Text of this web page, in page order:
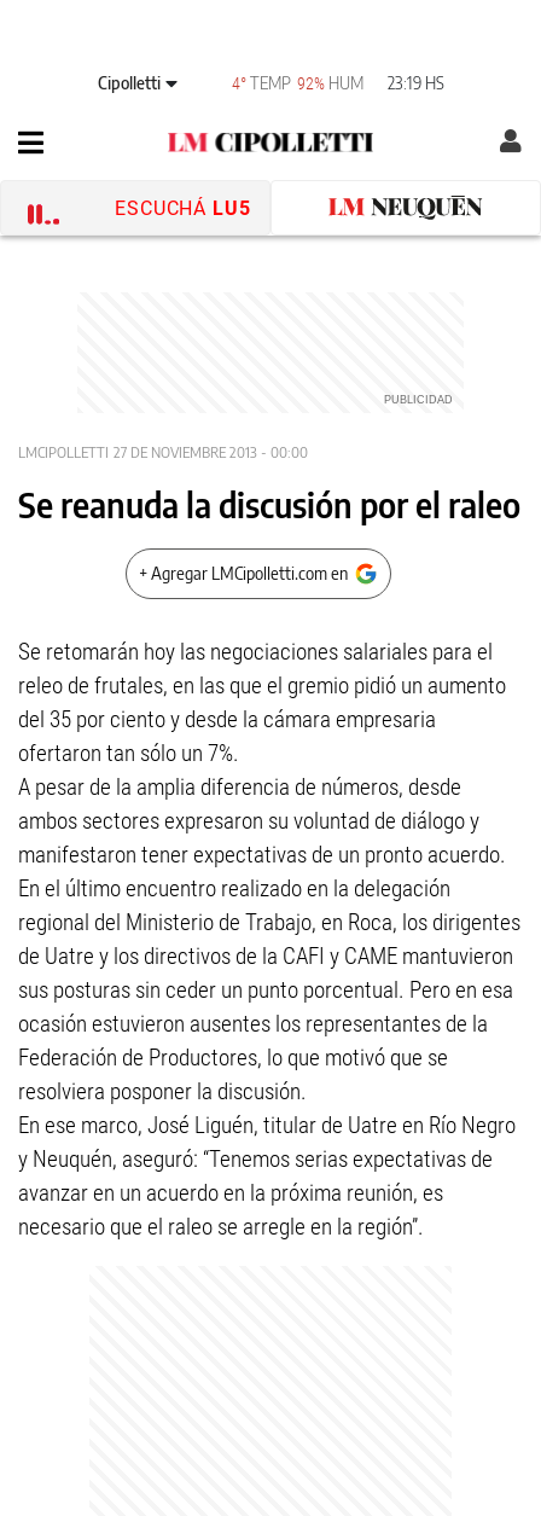
Cipolletti 4° TEMP 92% HUM 23:19 HS
ESCUCHÁ LU5
LMCIPOLLETTI 27 DE NOVIEMBRE 2013 - 00:00
Se reanuda la discusión por el raleo
+ Agregar LMCipolletti.com en
Se retomarán hoy las negociaciones salariales para el
releo de frutales, en las que el gremio pidió un aumento
del 35 por ciento y desde la cámara empresaria
ofertaron tan sólo un 7%.
A pesar de la amplia diferencia de números, desde
ambos sectores expresaron su voluntad de diálogo y
manifestaron tener expectativas de un pronto acuerdo.
En el último encuentro realizado en la delegación
regional del Ministerio de Trabajo, en Roca, los dirigentes
de Uatre y los directivos de la CAFI y CAME mantuvieron
sus posturas sin ceder un punto porcentual. Pero en esa
ocasión estuvieron ausentes los representantes de la
Federación de Productores, lo que motivó que se
resolviera posponer la discusión.
En ese marco, José Liguén, titular de Uatre en Río Negro
y Neuquén, aseguró: “Tenemos serias expectativas de
avanzar en un acuerdo en la próxima reunión, es
necesario que el raleo se arregle en la región”.